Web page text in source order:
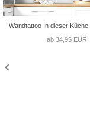
Wandtattoo In dieser
ab 34,95 EUR